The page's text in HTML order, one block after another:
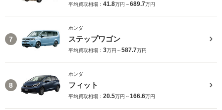
平均買取相場： 41.8万円～689.7万円
7
ホンダ
ステップワゴン
平均買取相場： 3万円～587.7万円
8
ホンダ
フィット
平均買取相場： 20.5万円～166.6万円